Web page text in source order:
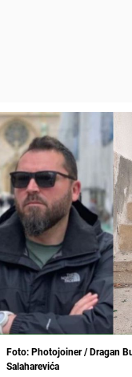
Foto: Photojoiner / Dragan
Salaharevića